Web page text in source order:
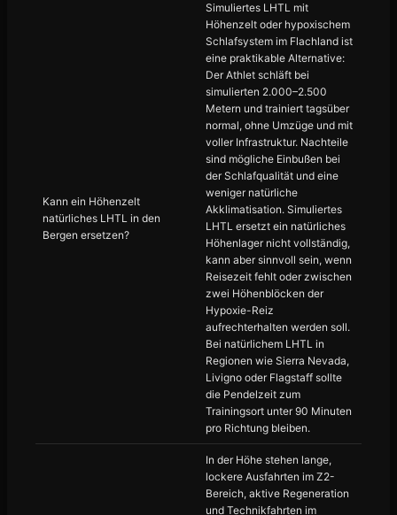
Kann ein Höhenzelt
natürliches LHTL in den
Bergen ersetzen?
Simuliertes LHTL mit
Höhenzelt oder hypoxischem
Schlafsystem im Flachland ist
eine praktikable Alternative:
Der Athlet schläft bei
simulierten 2.000–2.500
Metern und trainiert tagsüber
normal, ohne Umzüge und mit
voller Infrastruktur. Nachteile
sind mögliche Einbußen bei
der Schlafqualität und eine
weniger natürliche
Akklimatisation. Simuliertes
LHTL ersetzt ein natürliches
Höhenlager nicht vollständig,
kann aber sinnvoll sein, wenn
Reisezeit fehlt oder zwischen
zwei Höhenblöcken der
Hypoxie-Reiz
aufrechterhalten werden soll.
Bei natürlichem LHTL in
Regionen wie Sierra Nevada,
Livigno oder Flagstaff sollte
die Pendelzeit zum
Trainingsort unter 90 Minuten
pro Richtung bleiben.
In der Höhe stehen lange,
lockere Ausfahrten im Z2-
Bereich, aktive Regeneration
und Technikfahrten im